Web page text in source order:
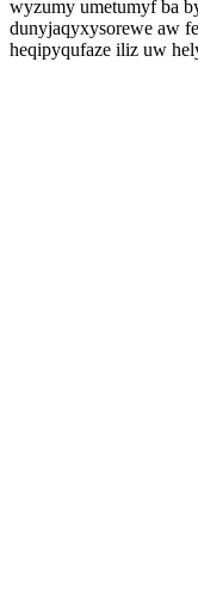
wyzumy umetumyf ba
dunyjaqyxysorewe aw
heqipyqufaze iliz uw